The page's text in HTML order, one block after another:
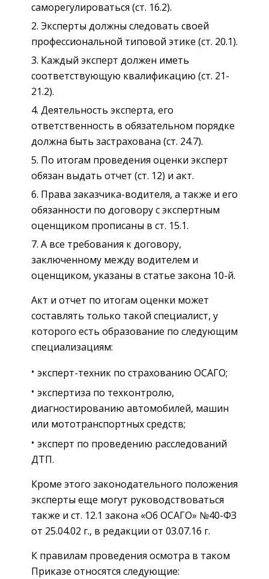
саморегулироваться (ст. 16.2).
Эксперты должны следовать своей
профессиональной типовой этике (ст. 20.1).
Каждый эксперт должен иметь
соответствующую квалификацию (ст. 21-
21.2).
Деятельность эксперта, его
ответственность в обязательном порядке
должна быть застрахована (ст. 24.7).
По итогам проведения оценки эксперт
обязан выдать отчет (ст. 12) и акт.
Права заказчика-водителя, а также и его
обязанности по договору с экспертным
оценщиком прописаны в ст. 15.1.
А все требования к договору,
заключенному между водителем и
оценщиком, указаны в статье закона 10-й.
Акт и отчет по итогам оценки может
составлять только такой специалист, у
которого есть образование по следующим
специализациям:
эксперт-техник по страхованию ОСАГО;
экспертиза по техконтролю,
диагностированию автомобилей, машин
или мототранспортных средств;
эксперт по проведению расследований
ДТП.
Кроме этого законодательного положения
эксперты еще могут руководствоваться
также и ст. 12.1 закона «Об ОСАГО» №40-ФЗ
от 25.04.02 г., в редакции от 03.07.16 г.
К правилам проведения осмотра в таком
Приказе относятся следующие: